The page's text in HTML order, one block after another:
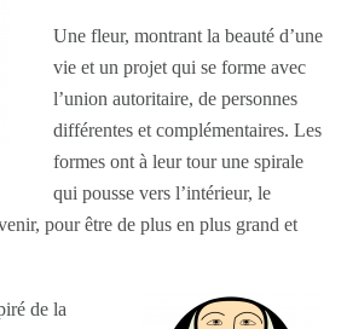
Une fleur, montrant la beauté d’une
vie et un projet qui se forme avec
l’union autoritaire, de personnes
différentes et complémentaires. Les
formes ont à leur tour une spirale
qui pousse vers l’intérieur, le
pour être de plus en plus grand et
de la